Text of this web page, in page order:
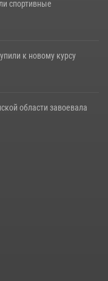
спортивные
к новому курсу
области завоевала